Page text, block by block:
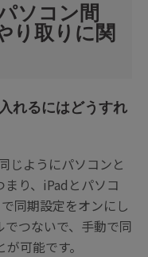
ソコン間
り取りに関
れるにはどうすれ
じようにパソコンと
り、iPadとパソコ
同期設定をオンにし
つないで、手動で同
可能です。